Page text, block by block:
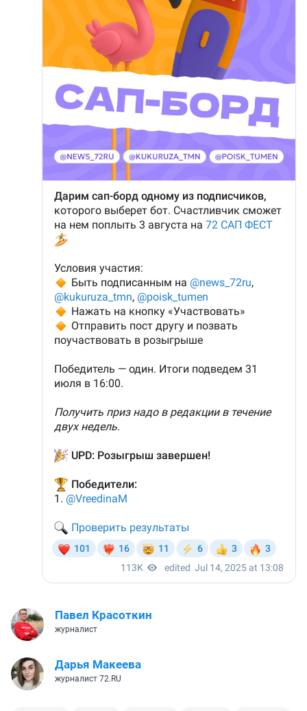
Павел Красоткин
журналист
Дарья Макеева
журналист 72.RU